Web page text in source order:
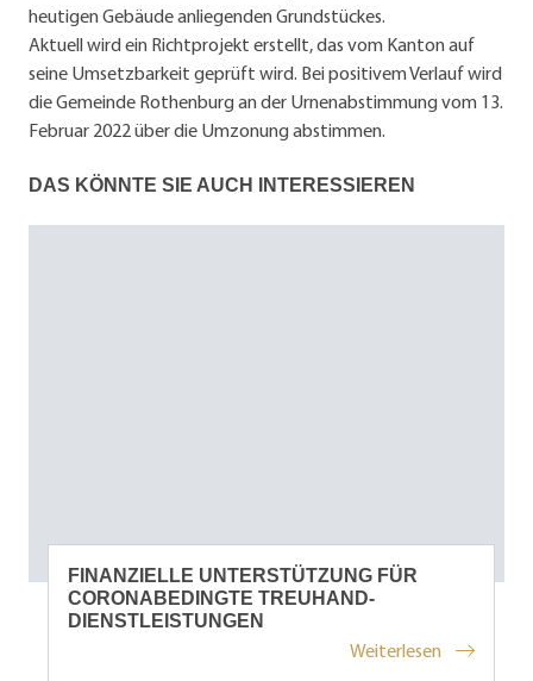
heutigen Gebäude anliegenden Grundstückes.
Aktuell wird ein Richtprojekt erstellt, das vom Kanton auf
seine Umsetzbarkeit geprüft wird. Bei positivem Verlauf wird
die Gemeinde Rothenburg an der Urnenabstimmung vom 13.
Februar 2022 über die Umzonung abstimmen.
DAS KÖNNTE SIE AUCH INTERESSIEREN
FINANZIELLE UNTERSTÜTZUNG FÜR
CORONABEDINGTE TREUHAND-
DIENSTLEISTUNGEN
Weiterlesen